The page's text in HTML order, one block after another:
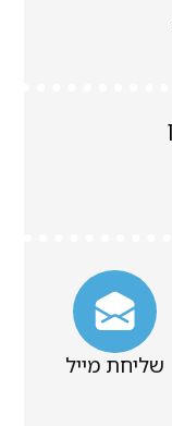
שליחת מייל